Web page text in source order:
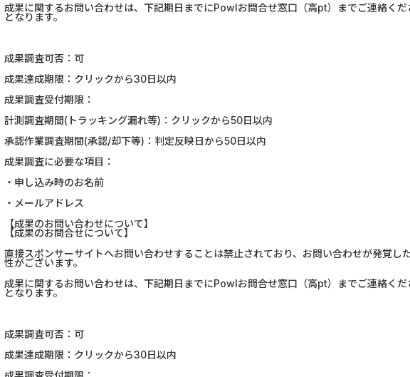
成果に関するお問い合わせは、下記期日までにPowlお問合せ窓口（高pt）までご連絡く
となります。
成果調査可否：可
成果達成期限：クリックから30日以内
成果調査受付期限：
計測調査期間(トラッキング漏れ等)：クリックから50日以内
承認作業調査期間(承認/却下等)：判定反映日から50日以内
成果調査に必要な項目：
・申し込み時のお名前
・メールアドレス
【成果のお問い合わせについて】
【成果のお問合せについて】
直接スポンサーサイトへお問い合わせすることは禁止されており、お問い合わせが発覚し
性がございます。
成果に関するお問い合わせは、下記期日までにPowlお問合せ窓口（高pt）までご連絡く
となります。
成果調査可否：可
成果達成期限：クリックから30日以内